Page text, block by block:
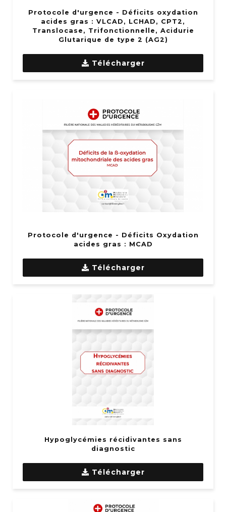
Protocole d'urgence - Déficits oxydation
acides gras : VLCAD, LCHAD, CPT2,
Translocase, Trifonctionnelle, Acidurie
Glutarique de type 2 (AG2)
Télécharger
Protocole d'urgence - Déficits Oxydation
acides gras : MCAD
Télécharger
Hypoglycémies récidivantes sans
diagnostic
Télécharger